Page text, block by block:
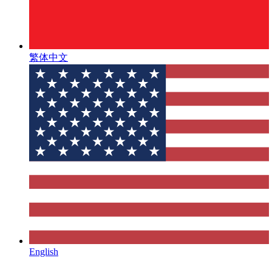
繁体中文
English